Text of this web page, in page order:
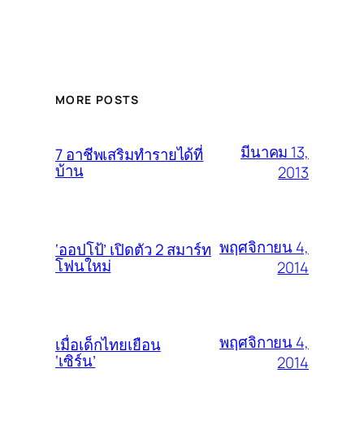
MORE POSTS
7 อาชีพเสริมทำรายได้ที่
บ้าน
มีนาคม 13,
2013
‘ออปโป้’ เปิดตัว 2 สมาร์ท
โฟนใหม่
พฤศจิกายน 4,
2014
เมื่อเด็กไทยเยือน
‘เซิร์น’
พฤศจิกายน 4,
2014